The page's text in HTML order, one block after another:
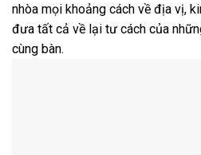
nhòa mọi khoảng cách về địa vị,
đưa tất cả về lại tư cách của
cùng bàn.